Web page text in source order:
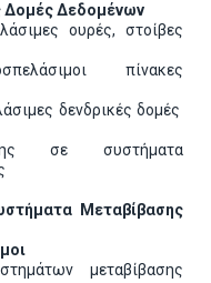
Δομές Δεδομένων
ουρές, στοίβες
πίνακες
δενδρικές δομές
σε συστήματα
Μεταβίβασης
μεταβίβασης